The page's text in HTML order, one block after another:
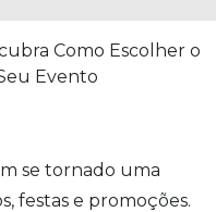
se tornado uma
festas e promoções.